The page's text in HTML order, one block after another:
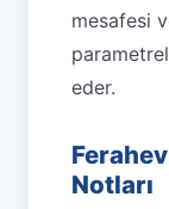
mesafesi
eder.
Notları